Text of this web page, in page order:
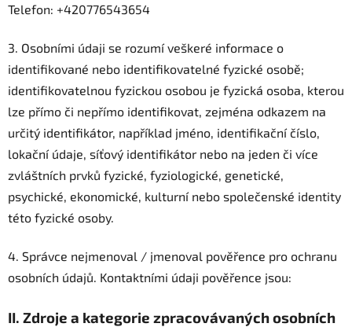
Telefon: +420776543654
3. Osobními údaji se rozumí veškeré informace o
identifikované nebo identifikovatelné fyzické osobě;
identifikovatelnou fyzickou osobou je fyzická osoba, kterou
lze přímo či nepřímo identifikovat, zejména odkazem na
určitý identifikátor, například jméno, identifikační číslo,
lokační údaje, síťový identifikátor nebo na jeden či více
zvláštních prvků fyzické, fyziologické, genetické,
psychické, ekonomické, kulturní nebo společenské identity
této fyzické osoby.
4. Správce nejmenoval / jmenoval pověřence pro ochranu
osobních údajů. Kontaktními údaji pověřence jsou:
II. Zdroje a kategorie zpracovávaných osobních